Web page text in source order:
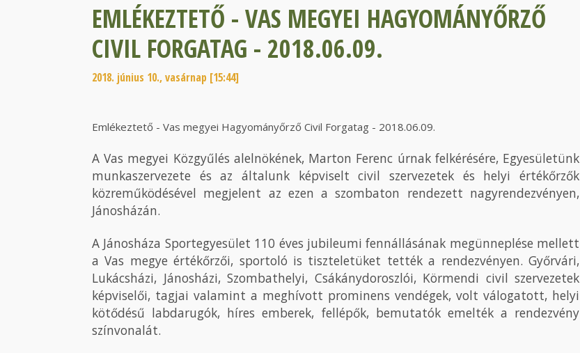
EMLÉKEZTETŐ - VAS MEGYEI HAGYOMÁNYŐRZŐ
CIVIL FORGATAG - 2018.06.09.
2018. június 10., vasárnap [15:44]
Emlékeztető - Vas megyei Hagyományőrző Civil Forgatag - 2018.06.09.
A Vas megyei Közgyűlés alelnökének, Marton Ferenc úrnak felkérésére, Egyesületünk
munkaszervezete és az általunk képviselt civil szervezetek és helyi értékőrzők
közreműködésével megjelent az ezen a szombaton rendezett nagyrendezvényen,
Jánosházán.
A Jánosháza Sportegyesület 110 éves jubileumi fennállásának megünneplése mellett
a Vas megye értékőrzői, sportoló is tiszteletüket tették a rendezvényen. Győrvári,
Lukácsházi, Jánosházi, Szombathelyi, Csákánydoroszlói, Körmendi civil szervezetek
képviselői, tagjai valamint a meghívott prominens vendégek, volt válogatott, helyi
kötődésű labdarugók, híres emberek, fellépők, bemutatók emelték a rendezvény
színvonalát.